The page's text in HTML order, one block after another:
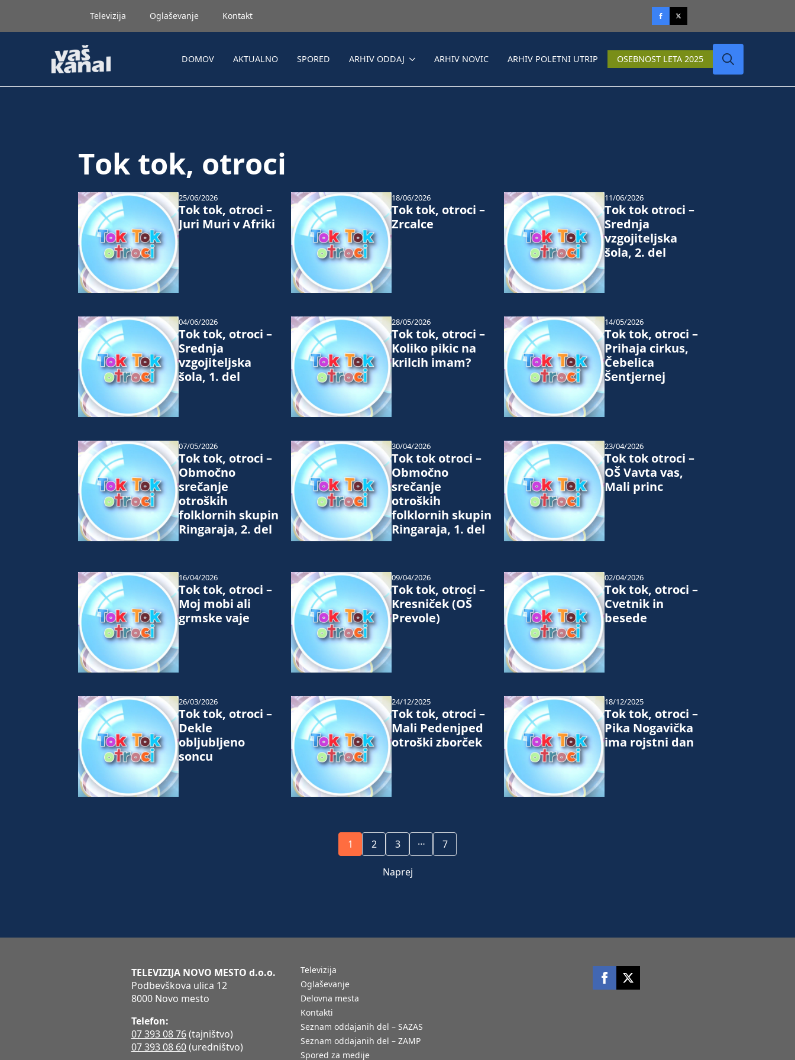
Televizija Oglaševanje Kontakt
DOMOV AKTUALNO SPORED ARHIV ODDAJ ARHIV NOVIC ARHIV POLETNI UTRIP OSEBNOST LETA 2025
Tok tok, otroci
Tok tok, otroci –
Juri Muri v Afriki
25/06/2026
Tok tok, otroci –
Zrcalce
18/06/2026
Tok tok otroci –
Srednja
vzgojiteljska
šola, 2. del
11/06/2026
Tok tok, otroci –
Srednja
vzgojiteljska
šola, 1. del
04/06/2026
Tok tok, otroci –
Koliko pikic na
krilcih imam?
28/05/2026
Tok tok, otroci –
Prihaja cirkus,
Čebelica
Šentjernej
14/05/2026
Tok tok, otroci –
Območno
srečanje
otroških
folklornih skupin
Ringaraja, 2. del
07/05/2026
Tok tok otroci –
Območno
srečanje
otroških
folklornih skupin
Ringaraja, 1. del
30/04/2026
Tok tok otroci –
OŠ Vavta vas,
Mali princ
23/04/2026
Tok tok, otroci –
Moj mobi ali
grmske vaje
16/04/2026
Tok tok, otroci –
Kresniček (OŠ
Prevole)
09/04/2026
Tok tok, otroci –
Cvetnik in
besede
02/04/2026
Tok tok, otroci –
Dekle
obljubljeno
soncu
26/03/2026
Tok tok, otroci –
Mali Pedenjped
otroški zborček
24/12/2025
Tok tok, otroci –
Pika Nogavička
ima rojstni dan
18/12/2025
1 2 3 … 7
Naprej
TELEVIZIJA NOVO MESTO d.o.o.
Podbevškova ulica 12
8000 Novo mesto
Telefon:
07 393 08 76(tajništvo)
07 393 08 60(uredništvo)
Televizija
Oglaševanje
Delovna mesta
Kontakti
Seznam oddajanih del – SAZAS
Seznam oddajanih del – ZAMP
Spored za medije